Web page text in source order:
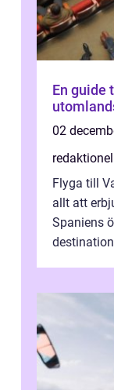
En guide
02
redaktionel
Flyga till
allt att
Spaniens